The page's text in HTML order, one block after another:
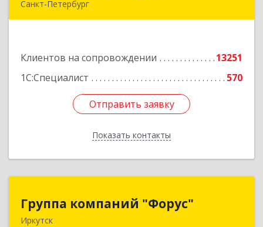
Санкт-Петербург
Клиентов на сопровождении
13251
1С:Специалист
570
Отправить заявку
Показать контакты
Отправить заявку
Назад
Группа компаний "Форус"
Иркутск
Группа компаний "Форус"
664007, Иркутская обл, Иркутск г, Ямская ул,